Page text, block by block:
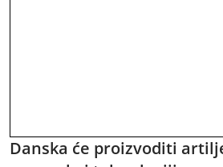
Danska će proizvoditi